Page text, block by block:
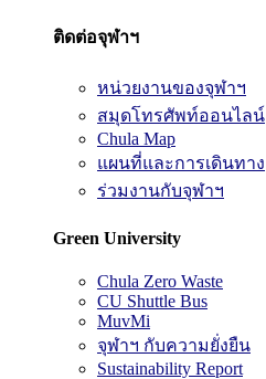
ติดต่อจุฬาฯ
หน่วยงานของจุฬาฯ
สมุดโทรศัพท์ออนไลน์
Chula Map
แผนที่และการเดินทาง
ร่วมงานกับจุฬาฯ
Green University
Chula Zero Waste
CU Shuttle Bus
MuvMi
จุฬาฯ กับความยั่งยืน
Sustainability Report